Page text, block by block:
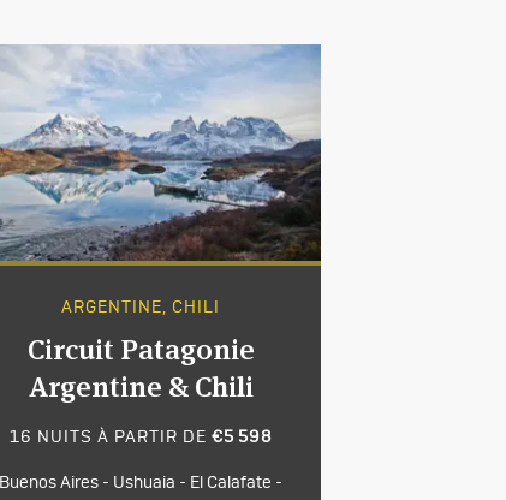
ARGENTINE, CHILI
Circuit Patagonie
Argentine & Chili
16 NUITS À PARTIR DE€5 598
Buenos Aires - Ushuaia - El Calafate -